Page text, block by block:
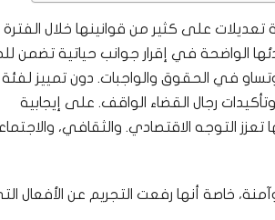
على كثير من قوانينها خلال الفترة
الواضحة في إقرار جوانب حياتية تضمن
في الحقوق والواجبات. دون تمييز
رجال القضاء الواقف. على إيجابية
تعزز التوجه الاقتصادي. والثقافي،
خاصة أنها رفعت التجريم عن الأفعال